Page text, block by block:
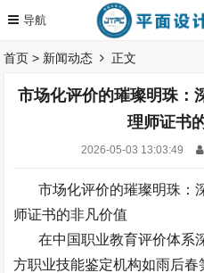
首页 > 新闻动态 正文
市场化评价的璀璨明珠：
理师证书
2026-05-03 13:03:49
市场化评价的璀璨明珠：
师证书的非凡价值
在中国职业教育评价体系
方职业技能鉴定机构如雨后